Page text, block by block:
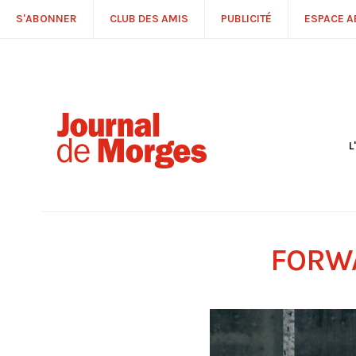
S'ABONNER CLUB DES AMIS PUBLICITÉ ESPACE